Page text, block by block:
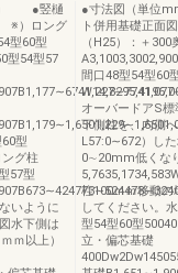
） ●竪樋
※）ロング
型60型
型54型57
型
グ柱
57型
いように
水下側は
ｍ以上）
●寸法図（単位
ト併用基礎正面
（H25）：＋
間口48型54型60
オーバードアS
下側柱を、内側
L57:0∼672）し
0∼20mm低くな
柱100ｍｍ移動の
してください。
型54型60型
立・偏芯基礎